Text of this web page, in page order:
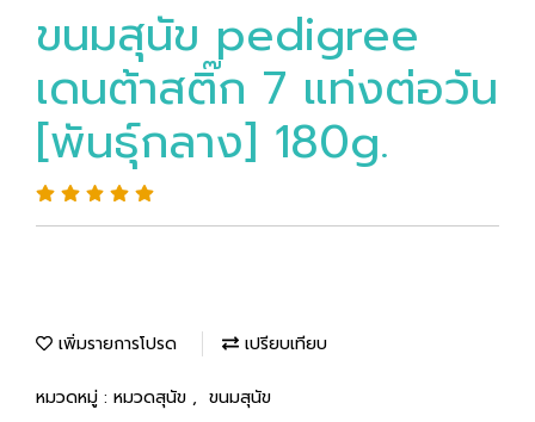
ขนมสุนัข pedigree
เดนต้าสติ๊ก 7 แท่งต่อวัน
[พันธุ์กลาง] 180g.
เพิ่มรายการโปรด เปรียบเทียบ
หมวดหมู่ : หมวดสุนัข , ขนมสุนัข